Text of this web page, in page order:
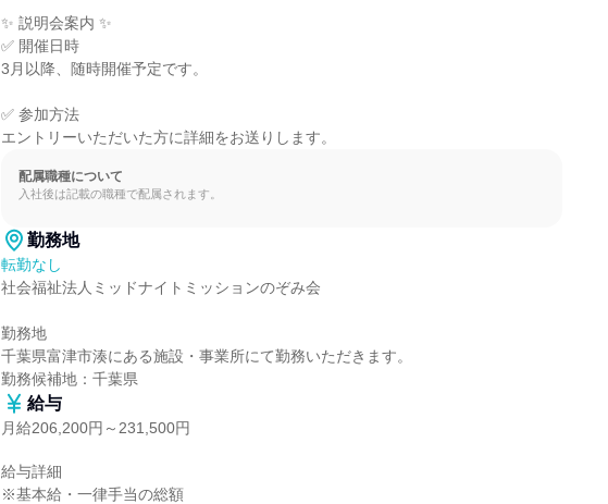
✨ 説明会案内 ✨
✅ 開催日時
3月以降、随時開催予定です。
✅ 参加方法
エントリーいただいた方に詳細をお送りします。
配属職種について
入社後は記載の職種で配属されます。
勤務地
転勤なし
社会福祉法人ミッドナイトミッションのぞみ会
勤務地
千葉県富津市湊にある施設・事業所にて勤務いただきます。
勤務候補地：千葉県
給与
月給206,200円～231,500円
給与詳細
※基本給・一律手当の総額